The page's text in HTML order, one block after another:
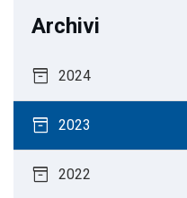
Archivi
inventory_2 2024
inventory_2 2023
inventory_2 2022